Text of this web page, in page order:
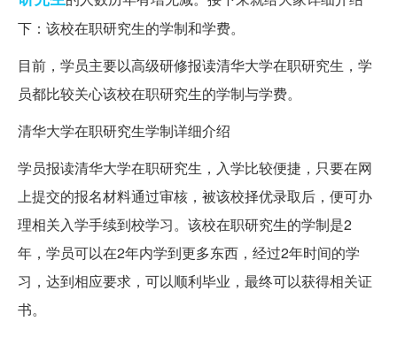
下：该校在职研究生的学制和学费。
目前，学员主要以高级研修报读清华大学在职研究生，学
员都比较关心该校在职研究生的学制与学费。
清华大学在职研究生学制详细介绍
学员报读清华大学在职研究生，入学比较便捷，只要在网
上提交的报名材料通过审核，被该校择优录取后，便可办
理相关入学手续到校学习。该校在职研究生的学制是2
年，学员可以在2年内学到更多东西，经过2年时间的学
习，达到相应要求，可以顺利毕业，最终可以获得相关证
书。